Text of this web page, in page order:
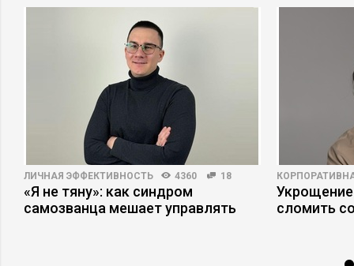
ЛИЧНАЯ ЭФФЕКТИВНОСТЬ 4360 18
«Я не тяну»: как синдром
самозванца мешает управлять
сломить